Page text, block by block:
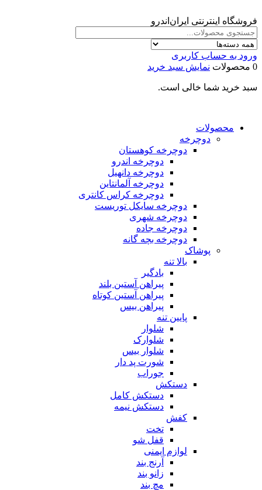
فروشگاه اینترنتی ایران‌اندرو
ورود به حساب کاربری
0 محصولات
نمایش سبد خرید
سبد خرید شما خالی است.
محصولات
دوچرخه
دوچرخه کوهستان
دوچرخه اندرو
دوچرخه دانهیل
دوچرخه آلمانتاین
دوچرخه کراس کانتری
دوچرخه سایکل توریست
دوچرخه شهری
دوچرخه جاده
دوچرخه بچه گانه
پوشاک
بالا تنه
بادگیر
پیراهن آستین بلند
پیراهن آستین کوتاه
پیراهن بیس
پایین تنه
شلوار
شلوارک
شلوار بیس
شورت پد دار
جوراب
دستکش
دستکش کامل
دستکش نیمه
کفش
تخت
قفل شو
لوازم ایمنی
آرنج بند
زانو بند
مچ بند